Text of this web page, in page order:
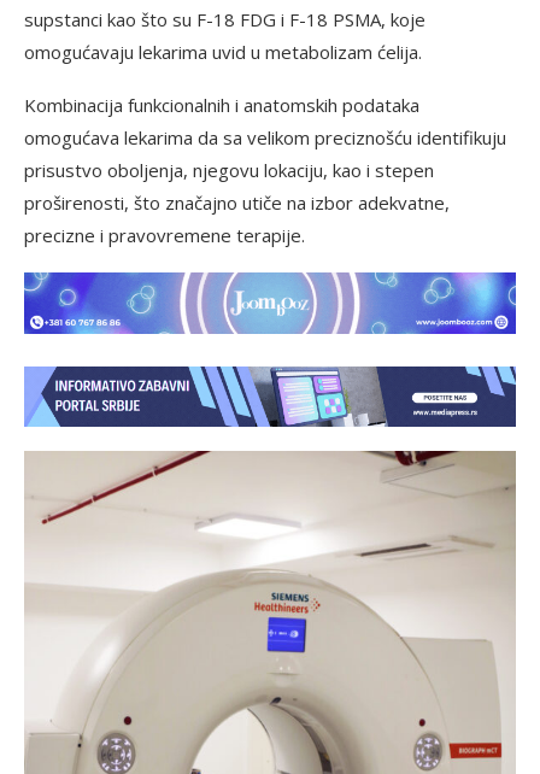
supstanci kao što su F-18 FDG i F-18 PSMA, koje
omogućavaju lekarima uvid u metabolizam ćelija.
Kombinacija funkcionalnih i anatomskih podataka
omogućava lekarima da sa velikom preciznošću identifikuju
prisustvo oboljenja, njegovu lokaciju, kao i stepen
proširenosti, što značajno utiče na izbor adekvatne,
precizne i pravovremene terapije.